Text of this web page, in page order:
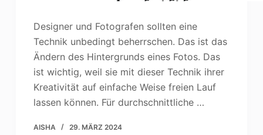
Designer und Fotografen sollten eine
Technik unbedingt beherrschen. Das ist das
Ändern des Hintergrunds eines Fotos. Das
ist wichtig, weil sie mit dieser Technik ihrer
Kreativität auf einfache Weise freien Lauf
lassen können. Für durchschnittliche …
AISHA 29. MÄRZ 2024